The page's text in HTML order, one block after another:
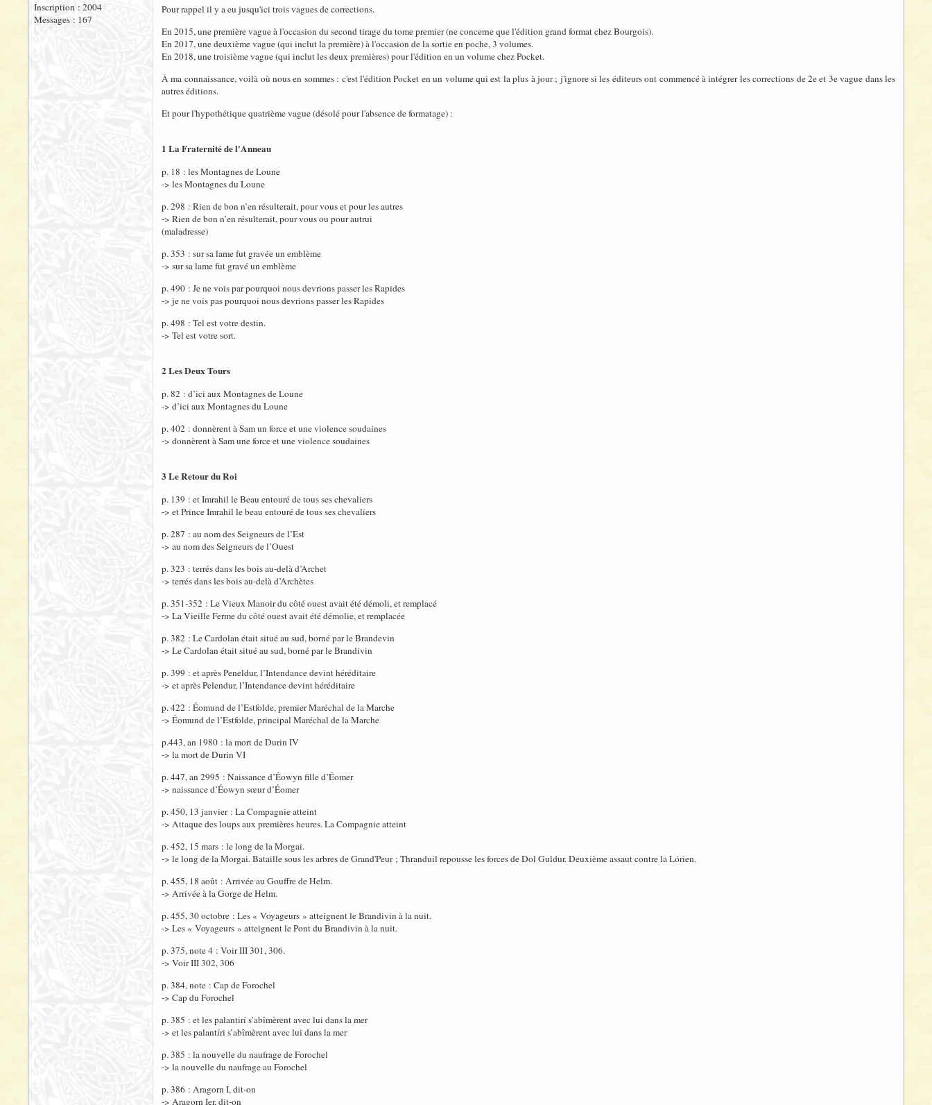
Inscription : 2004
Messages : 167
Pour rappel il y a eu jusqu'ici trois vagues de corrections.
En 2015, une première vague à l'occasion du second tirage du tome premier (ne concerne que l'édition grand format chez Bourgois).
En 2017, une deuxième vague (qui inclut la première) à l'occasion de la sortie en poche, 3 volumes.
En 2018, une troisième vague (qui inclut les deux premières) pour l'édition en un volume chez Pocket.
À ma connaissance, voilà où nous en sommes : c'est l'édition Pocket en un volume qui est la plus à jour ; j'ignore si les éditeurs ont commencé à intégrer les corrections de 2e et 3e vague dans les
autres éditions.
Et pour l'hypothétique quatrième vague (désolé pour l'absence de formatage) :
1 La Fraternité de l'Anneau
p. 18 : les Montagnes de Loune
-> les Montagnes du Loune
p. 298 : Rien de bon n’en résulterait, pour vous et pour les autres
-> Rien de bon n’en résulterait, pour vous ou pour autrui
(maladresse)
p. 353 : sur sa lame fut gravée un emblème
-> sur sa lame fut gravé un emblème
p. 490 : Je ne vois par pourquoi nous devrions passer les Rapides
-> je ne vois pas pourquoi nous devrions passer les Rapides
p. 498 : Tel est votre destin.
-> Tel est votre sort.
2 Les Deux Tours
p. 82 : d’ici aux Montagnes de Loune
-> d’ici aux Montagnes du Loune
p. 402 : donnèrent à Sam un force et une violence soudaines
-> donnèrent à Sam une force et une violence soudaines
3 Le Retour du Roi
p. 139 : et Imrahil le Beau entouré de tous ses chevaliers
-> et Prince Imrahil le beau entouré de tous ses chevaliers
p. 287 : au nom des Seigneurs de l’Est
-> au nom des Seigneurs de l’Ouest
p. 323 : terrés dans les bois au-delà d’Archet
-> terrés dans les bois au-delà d’Archètes
p. 351-352 : Le Vieux Manoir du côté ouest avait été démoli, et remplacé
-> La Vieille Ferme du côté ouest avait été démolie, et remplacée
p. 382 : Le Cardolan était situé au sud, borné par le Brandevin
-> Le Cardolan était situé au sud, borné par le Brandivin
p. 399 : et après Peneldur, l’Intendance devint héréditaire
-> et après Pelendur, l’Intendance devint héréditaire
p. 422 : Éomund de l’Estfolde, premier Maréchal de la Marche
-> Éomund de l’Estfolde, principal Maréchal de la Marche
p.443, an 1980 : la mort de Durin IV
-> la mort de Durin VI
p. 447, an 2995 : Naissance d’Éowyn fille d’Éomer
-> naissance d’Éowyn sœur d’Éomer
p. 450, 13 janvier : La Compagnie atteint
-> Attaque des loups aux premières heures. La Compagnie atteint
p. 452, 15 mars : le long de la Morgai.
-> le long de la Morgai. Bataille sous les arbres de Grand'Peur ; Thranduil repousse les forces de Dol Guldur. Deuxième assaut contre la Lórien.
p. 455, 18 août : Arrivée au Gouffre de Helm.
-> Arrivée à la Gorge de Helm.
p. 455, 30 octobre : Les « Voyageurs » atteignent le Brandivin à la nuit.
-> Les « Voyageurs » atteignent le Pont du Brandivin à la nuit.
p. 375, note 4 : Voir III 301, 306.
-> Voir III 302, 306
p. 384, note : Cap de Forochel
-> Cap du Forochel
p. 385 : et les palantirí s’abîmèrent avec lui dans la mer
-> et les palantíri s’abîmèrent avec lui dans la mer
p. 385 : la nouvelle du naufrage de Forochel
-> la nouvelle du naufrage au Forochel
p. 386 : Aragorn I, dit-on
-> Aragorn Ier, dit-on